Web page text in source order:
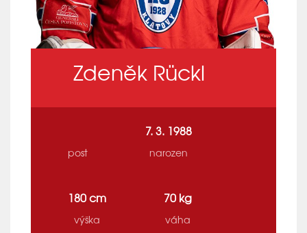
Zdeněk Rückl
post
7. 3. 1988
narozen
180 cm
výška
70 kg
váha